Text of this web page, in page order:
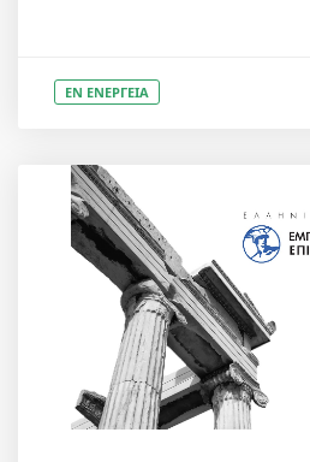
ΕΝ ΕΝΕΡΓΕΙΑ